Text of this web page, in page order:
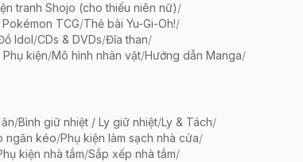
tranh Shojo (cho thiếu niên nữ)/
TCG/Thẻ bài Yu-Gi-Oh!/
Idol/CDs & DVDs/Đĩa than/
Phụ kiện/Mô hình nhân vật/Hướng dẫn Manga/
/Bình giữ nhiệt / Ly giữ nhiệt/Ly & Tách/
ngăn kéo/Phụ kiện làm sạch nhà cửa/
kiện nhà tắm/Sắp xếp nhà tắm/